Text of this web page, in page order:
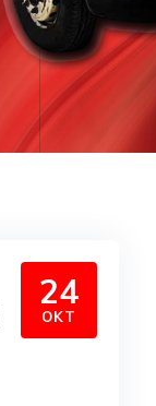
24
OKT